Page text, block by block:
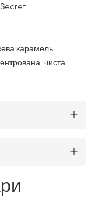
карамель
чиста